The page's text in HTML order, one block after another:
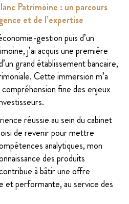
Patrimoine : un parcours
et de l’expertise
gestion puis d’un
j’ai acquis une première
grand établissement bancaire,
Cette immersion m’a
fine des enjeux
réussie au sein du cabinet
de revenir pour mettre
analytiques, mon
des produits
à bâtir une offre
et performante, au service des